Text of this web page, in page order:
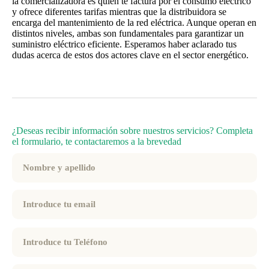
y ofrece diferentes tarifas mientras que la distribuidora se
encarga del mantenimiento de la red eléctrica. Aunque operan en
distintos niveles, ambas son fundamentales para garantizar un
suministro eléctrico eficiente. Esperamos haber aclarado tus
dudas acerca de estos dos actores clave en el sector energético.
¿Deseas recibir información sobre nuestros servicios? Completa
el formulario, te contactaremos a la brevedad